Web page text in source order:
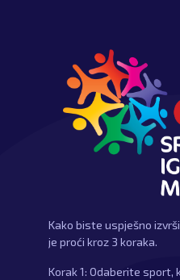
Kako biste uspješno
je proći kroz 3 koraka.
Korak 1: Odaberite sport,